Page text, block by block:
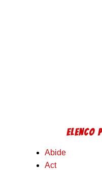
ELENCO
Abide
Act